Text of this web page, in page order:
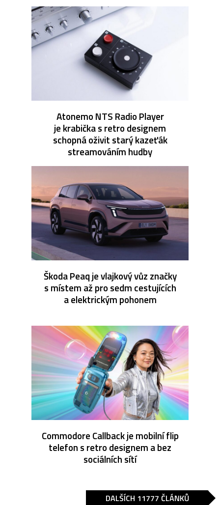
Atonemo NTS Radio Player
je krabička s retro designem
schopná oživit starý kazeťák
streamováním hudby
Škoda Peaq je vlajkový vůz značky
s místem až pro sedm cestujících
a elektrickým pohonem
Commodore Callback je mobilní flip
telefon s retro designem a bez
sociálních sítí
DALŠÍCH 11777 ČLÁNKŮ